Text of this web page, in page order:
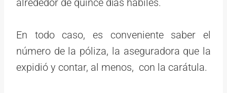
alrededor de quince días hábiles.
En todo caso, es conveniente saber el
número de la póliza, la aseguradora que la
expidió y contar, al menos, con la carátula.